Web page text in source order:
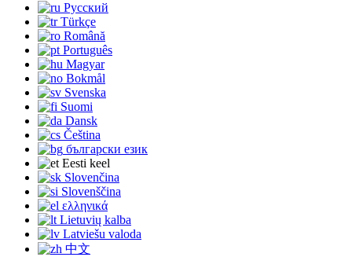
Русский
Türkçe
Română
Português
Magyar
Bokmål
Svenska
Suomi
Dansk
Čeština
български език
Eesti keel
Slovenčina
Slovenščina
ελληνικά
Lietuvių kalba
Latviešu valoda
中文